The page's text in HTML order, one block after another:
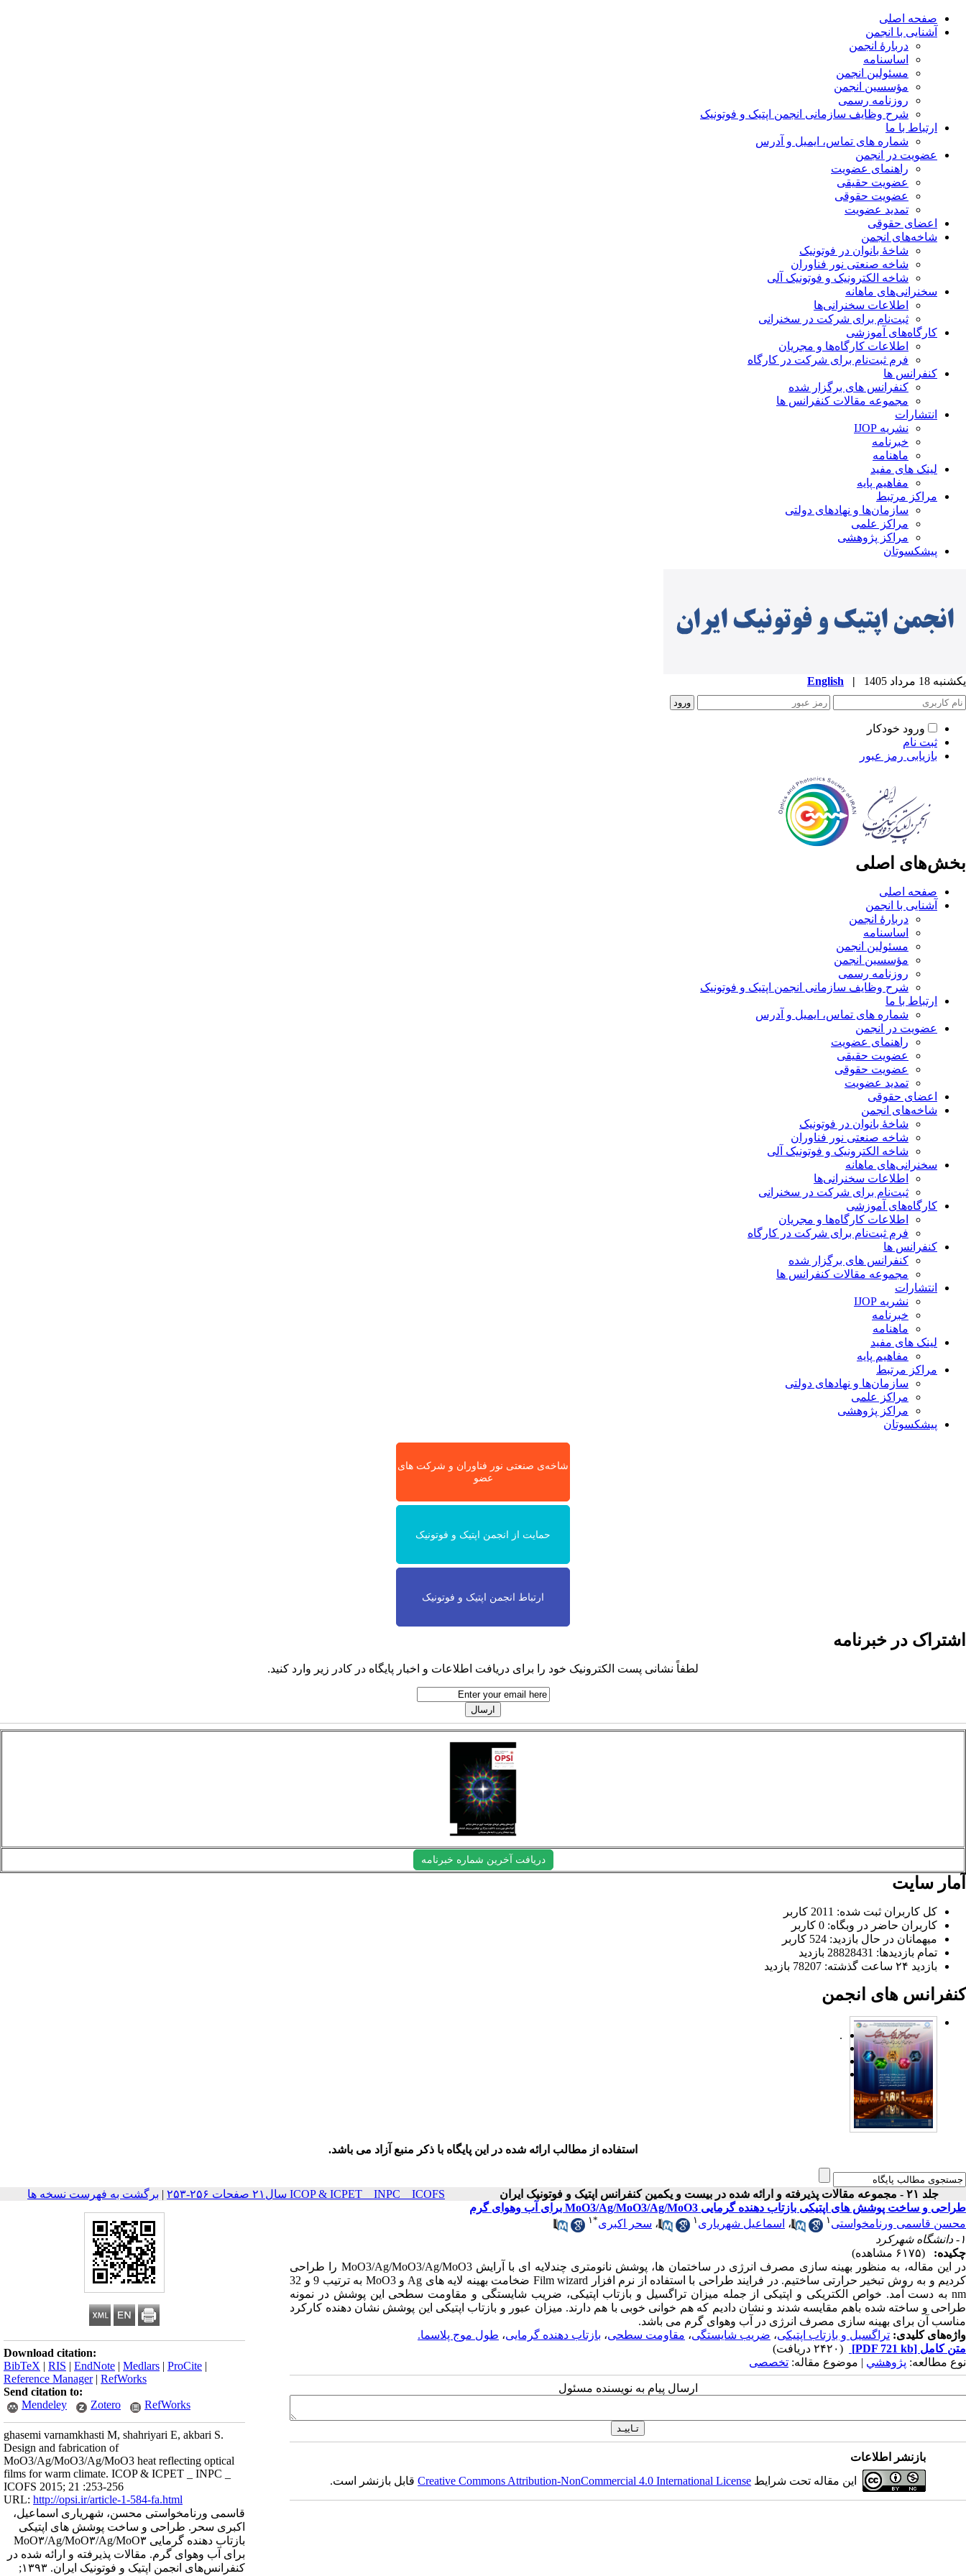
صفحه اصلی
آشنایی با انجمن
دربارۀ انجمن
اساسنامه
مسئولین انجمن
مؤسسین انجمن
روزنامه رسمی
شرح وظایف سازمانی انجمن اپتیک و فوتونیک
ارتباط با ما
شماره های تماس، ایمیل و آدرس
عضویت در انجمن
راهنمای عضویت
عضویت حقیقی
عضویت حقوقی
تمدید عضویت
اعضای حقوقی
شاخه‌های انجمن
شاخۀ بانوان در فوتونیک
شاخه صنعتی نور فناوران
شاخه‌ الکترونیک و فوتونیک آلی
سخنرانی‌های ماهانه
اطلاعات سخنرانی‌‌ها
ثبت‌نام برای شرکت در سخنرانی
کارگاه‌های آموزشی
اطلاعات کارگاه‌ها و مجریان
فرم ثبت‌نام برای شرکت در کارگاه
کنفرانس ها
کنفرانس های برگزار شده
مجموعه مقالات کنفرانس ها
انتشارات
نشریه IJOP
خبرنامه
ماهنامه
لینک های مفید
مفاهیم پایه
مراکز مرتبط
سازمان‌ها و نهادهای دولتی
مراکز علمی
مراکز پژوهشی
پیشکسوتان
یکشنبه 18 مرداد 1405 |
English
ورود خودکار
ثبت نام
بازیابی رمز عبور
بخش‌های اصلی
صفحه اصلی
آشنایی با انجمن
دربارۀ انجمن
اساسنامه
مسئولین انجمن
مؤسسین انجمن
روزنامه رسمی
شرح وظایف سازمانی انجمن اپتیک و فوتونیک
ارتباط با ما
شماره های تماس، ایمیل و آدرس
عضویت در انجمن
راهنمای عضویت
عضویت حقیقی
عضویت حقوقی
تمدید عضویت
اعضای حقوقی
شاخه‌های انجمن
شاخۀ بانوان در فوتونیک
شاخه صنعتی نور فناوران
شاخه‌ الکترونیک و فوتونیک آلی
سخنرانی‌های ماهانه
اطلاعات سخنرانی‌‌ها
ثبت‌نام برای شرکت در سخنرانی
کارگاه‌های آموزشی
اطلاعات کارگاه‌ها و مجریان
فرم ثبت‌نام برای شرکت در کارگاه
کنفرانس ها
کنفرانس های برگزار شده
مجموعه مقالات کنفرانس ها
انتشارات
نشریه IJOP
خبرنامه
ماهنامه
لینک های مفید
مفاهیم پایه
مراکز مرتبط
سازمان‌ها و نهادهای دولتی
مراکز علمی
مراکز پژوهشی
پیشکسوتان
شاخه‌ی صنعتی نور فناوران و شرکت های
عضو
حمایت از انجمن اپتیک و فوتونیک
ارتباط انجمن اپتیک و فوتونیک
اشتراک در خبرنامه
لطفاً نشانی پست الکترونیک خود را برای دریافت اطلاعات و اخبار پایگاه در کادر زیر وارد کنید.
دریافت آخرین شماره خبرنامه
آمار سایت
کل کاربران ثبت شده: 2011 کاربر
کاربران حاضر در وبگاه: 0 کاربر
میهمانان در حال بازدید: 524 کاربر
تمام بازدید‌ها: 28828431 بازدید
بازدید ۲۴ ساعت گذشته: 78207 بازدید
کنفرانس های انجمن
.
استفاده از مطالب ارائه شده در این پایگاه با ذکر منبع آزاد می باشد.
جلد ۲۱ - مجموعه مقالات پذیرفته و ارائه شده در بیست و یکمین کنفرانس اپتیک و فوتونیک ایران ICOP & ICPET _ INPC _ ICOFS سال۲۱ صفحات ۲۵۶-۲۵۳ | برگشت به فهرست نسخه ها
Download citation:
BibTeX | RIS | EndNote | Medlars | ProCite |
Reference Manager| RefWorks
Send citation to:
Mendeley
Zotero RefWorks
ghasemi varnamkhasti M, shahriyari E, akbari S.
Design and fabrication of
MoO3/Ag/MoO3/Ag/MoO3 heat reflecting optical
films for warm climate. ICOP & ICPET _ INPC _
ICOFS 2015; 21 :253-256
URL: http://opsi.ir/article-1-584-fa.html
قاسمی ورنامخواستی محسن، شهریاری اسماعیل،
اکبری سحر. طراحی و ساخت پوشش های اپتیکی
بازتاب دهنده گرمایی MoO۳/Ag/MoO۳/Ag/MoO۳
برای آب وهوای گرم. مقالات پذیرفته و ارائه شده در
کنفرانس‌های انجمن اپتیک و فوتونیک ایران. ۱۳۹۳;
طراحی و ساخت پوشش های اپتیکی بازتاب دهنده گرمایی MoO3/Ag/MoO3/Ag/MoO3 برای آب وهوای گرم
محسن قاسمی ورنامخواستی ۱ ، اسماعیل شهریاری ۱ ، سحر اکبری*۱
۱- دانشگاه شهرکرد
چکیده:
(۶۱۷۵ مشاهده)
در این مقاله، به منظور بهینه سازی مصرف انرژی در ساختمان ها، پوشش نانومتری چندلایه ای با آرایش MoO3/Ag/MoO3/Ag/MoO3 را طراحی
کردیم و به روش تبخیر حرارتی ساختیم. در فرایند طراحی با استفاده از نرم افزار Film wizard ضخامت بهینه لایه های Ag و MoO3 به ترتیب 9 و 32
nm به دست آمد. خواص الکتریکی و اپتیکی از جمله میزان تراگسیل و بازتاب اپتیکی، ضریب شایستگی و مقاومت سطحی این پوشش در نمونه
طراحی و ساخته شده باهم مقایسه شدند و نشان دادیم که هم خوانی خوبی با هم دارند. میزان عبور و بازتاب اپتیکی این پوشش نشان دهنده کارکرد
مناسب آن برای بهینه سازی مصرف انرژی در آب وهوای گرم می باشد.
واژه‌های کلیدی: تراگسیل و بازتاب اپتیکی، ضریب شایستگی، مقاومت سطحی، بازتاب دهنده گرمایی، طول موج پلاسما.
متن کامل [PDF 721 kb]
(۲۴۲۰ دریافت)
نوع مطالعه: پژوهشي | موضوع مقاله: تخصصی
ارسال پیام به نویسنده مسئول
بازنشر اطلاعات
این مقاله تحت شرایط Creative Commons Attribution-NonCommercial 4.0 International Licenseقابل بازنشر است.